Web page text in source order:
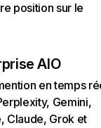
position sur le
AIO
en temps
Gemini,
Claude, Grok et